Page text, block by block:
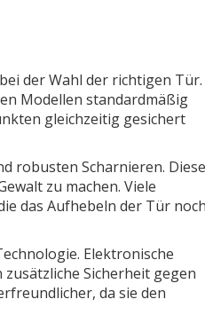
der Wahl der richtigen Tür.
Modellen standardmäßig
gleichzeitig gesichert
robusten Scharnieren. Diese
zu machen. Viele
das Aufhebeln der Tür noch
Elektronische
Sicherheit gegen
da sie den